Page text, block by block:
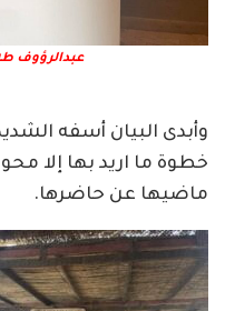
عبدالرؤوف
وأبدى البيان أسفه
خطوة ما اريد بها إلا
ماضيها عن حاضرها.